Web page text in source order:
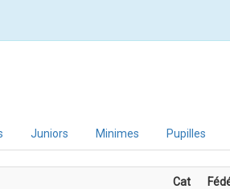
Juniors Minimes Pupilles
Cat